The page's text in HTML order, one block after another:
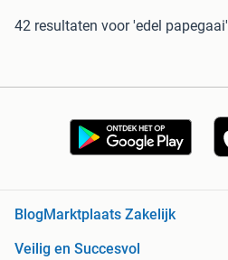
42 resultaten voor 'edel papegaai'
BlogMarktplaats Zakelijk
Veilig en Succesvol